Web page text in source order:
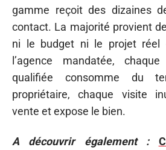
gamme reçoit des dizaines
contact. La majorité provient
ni le budget ni le projet réel
l’agence mandatée,
qualifiée consomme du
propriétaire, chaque visite
vente et expose le bien.
A découvrir également :